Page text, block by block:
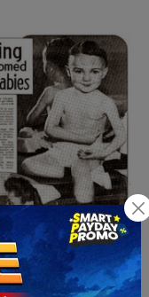
blogspot.co.id)